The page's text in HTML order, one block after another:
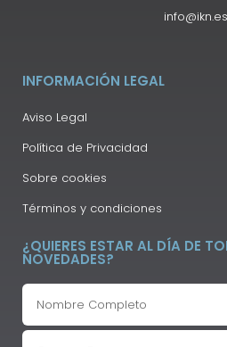
info@ikn.es
INFORMACIÓN LEGAL
Aviso Legal
Política de Privacidad
Sobre cookies
Términos y condiciones
¿QUIERES ESTAR AL DÍA DE
NOVEDADES?